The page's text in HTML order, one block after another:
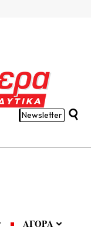
Newsletter
ΑΓΟΡΑ